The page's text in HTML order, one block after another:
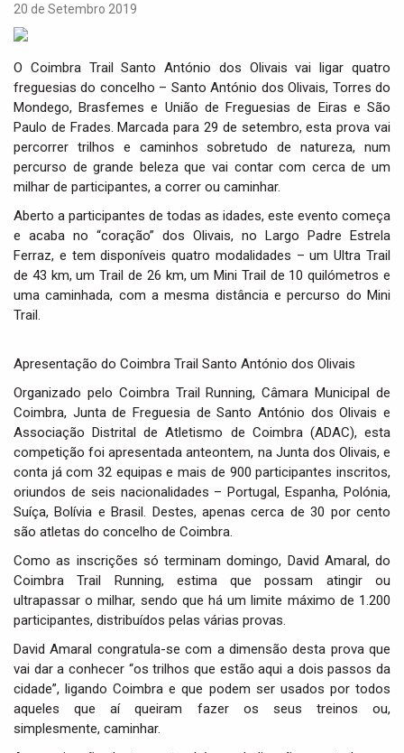
t
i
o
n
20 de Setembro 2019
O Coimbra Trail Santo António dos Olivais vai ligar quatro
freguesias do concelho – Santo António dos Olivais, Torres do
Mondego, Brasfemes e União de Freguesias de Eiras e São
Paulo de Frades. Marcada para 29 de setembro, esta prova vai
percorrer trilhos e caminhos sobretudo de natureza, num
percurso de grande beleza que vai contar com cerca de um
milhar de participantes, a correr ou caminhar.
Aberto a participantes de todas as idades, este evento começa
e acaba no “coração” dos Olivais, no Largo Padre Estrela
Ferraz, e tem disponíveis quatro modalidades – um Ultra Trail
de 43 km, um Trail de 26 km, um Mini Trail de 10 quilómetros e
uma caminhada, com a mesma distância e percurso do Mini
Trail.
Apresentação do Coimbra Trail Santo António dos Olivais
Organizado pelo Coimbra Trail Running, Câmara Municipal de
Coimbra, Junta de Freguesia de Santo António dos Olivais e
Associação Distrital de Atletismo de Coimbra (ADAC), esta
competição foi apresentada anteontem, na Junta dos Olivais, e
conta já com 32 equipas e mais de 900 participantes inscritos,
oriundos de seis nacionalidades – Portugal, Espanha, Polónia,
Suíça, Bolívia e Brasil. Destes, apenas cerca de 30 por cento
são atletas do concelho de Coimbra.
Como as inscrições só terminam domingo, David Amaral, do
Coimbra Trail Running, estima que possam atingir ou
ultrapassar o milhar, sendo que há um limite máximo de 1.200
participantes, distribuídos pelas várias provas.
David Amaral congratula-se com a dimensão desta prova que
vai dar a conhecer “os trilhos que estão aqui a dois passos da
cidade”, ligando Coimbra e que podem ser usados por todos
aqueles que aí queiram fazer os seus treinos ou,
simplesmente, caminhar.